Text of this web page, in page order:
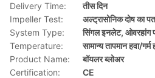
Delivery Time:
तीस दिन
Impeller Test:
अल्ट्रासोनिक दोष का
System Type:
सिंगल इनलेट, ओवरहांग
Temperature:
सामान्य तापमान हवा/गर्म
Product Name:
बॉयलर ब्लोअर
Certification:
CE